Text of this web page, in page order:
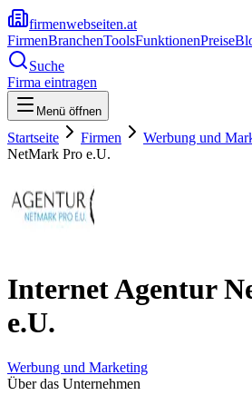
firmenwebseiten.at
FirmenBranchenToolsFunktionenPreise
Suche
Firma eintragen
Menü öffnen
Startseite Firmen Werbung und
NetMark Pro e.U.
Internet Agentur
e.U.
Werbung und Marketing
Über das Unternehmen